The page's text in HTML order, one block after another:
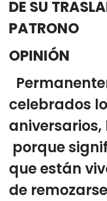
DE SU
PATRONO
OPINIÓN
celebrados
porque
que están
de